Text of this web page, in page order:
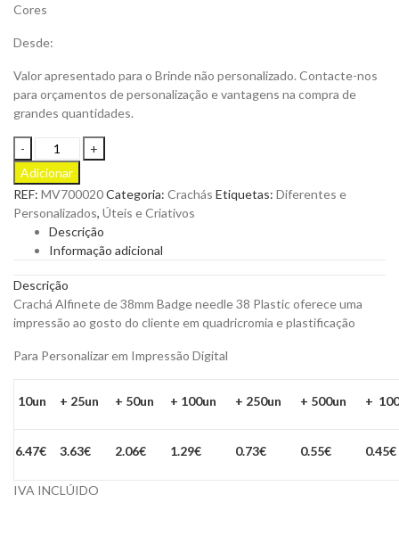
Cores
Desde:
Valor apresentado para o Brinde não personalizado. Contacte-nos
para orçamentos de personalização e vantagens na compra de
grandes quantidades.
Crachá
Alfinete
38mm
Personalizado
quantity
Adicionar
REF: MV700020Categoria: Crachás Etiquetas: Diferentes e
Personalizados, Úteis e Criativos
Descrição
Informação adicional
Descrição
Crachá Alfinete de 38mm Badge needle 38 Plastic oferece uma
impressão ao gosto do cliente em quadricromia e plastificação
Para Personalizar em Impressão Digital
10un + 25un + 50un + 100un + 250un + 500un +
6.47€ 3.63€ 2.06€ 1.29€ 0.73€ 0.55€ 0.45€
IVA INCLÚIDO